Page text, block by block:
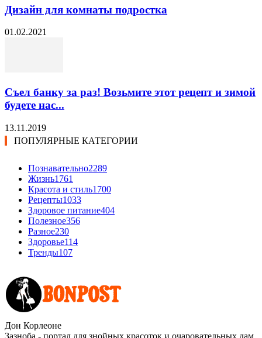
Дизайн для комнаты подростка
01.02.2021
Съел банку за раз! Возьмите этот рецепт и зимой
будете нас...
13.11.2019
ПОПУЛЯРНЫЕ КАТЕГОРИИ
Познавательно2289
Жизнь1761
Красота и стиль1700
Рецепты1033
Здоровое питание404
Полезное356
Разное230
Здоровье114
Тренды107
Дон Корлеоне
Зазноба - портал для знойных красоток и очаровательных дам.